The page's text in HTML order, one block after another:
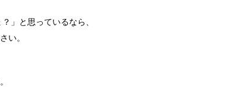
」と思っているなら、
い。